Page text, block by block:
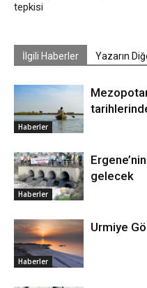
tepkisi
İlgili Haberler Yazarın
Haberler
Haberler
gelecek
Haberler
Urmiye